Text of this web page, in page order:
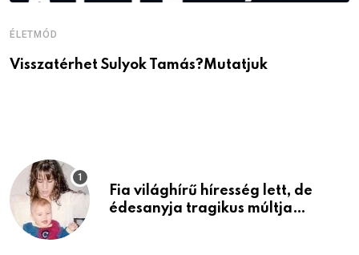
ÉLETMÓD
Visszatérhet Sulyok Tamás?Mutatjuk
Fia világhírű híresség lett, de
édesanyja tragikus múltja